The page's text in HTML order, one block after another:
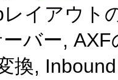
レイアウト
バー,
換,